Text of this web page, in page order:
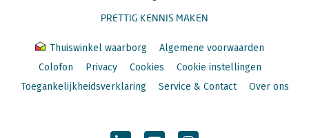
PRETTIG KENNIS MAKEN
Thuiswinkel waarborg
Algemene voorwaarden
Colofon
Privacy Cookies
Cookie instellingen
Toegankelijkheidsverklaring
Service & Contact Over ons